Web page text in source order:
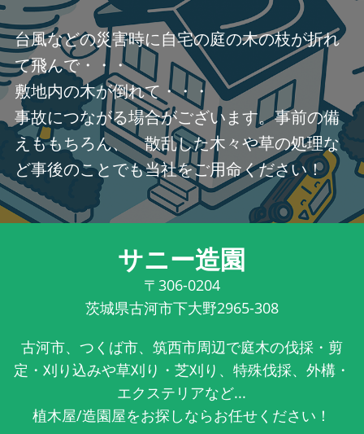
台風などの災害時に自宅の庭の木の枝が折れ
て飛んで・・・
敷地内の木が倒れて・・・
事故につながる場合がございます。事前の備
えももちろん、 散乱した木々や草の処理な
ど事後のことでも当社をご用命ください！
サニー造園
〒306-0204
茨城県古河市下大野2965-308
古河市、つくば市、筑西市周辺で庭木の伐採・剪
定・刈り込みや草刈り・芝刈り、特殊伐採、外構・
エクステリアなど...
植木屋/造園屋をお探しならお任せください！